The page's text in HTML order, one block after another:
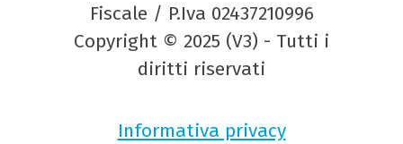
Fiscale / P.Iva 02437210996
Copyright © 2025 (V3) - Tutti i
diritti riservati
Informativa privacy